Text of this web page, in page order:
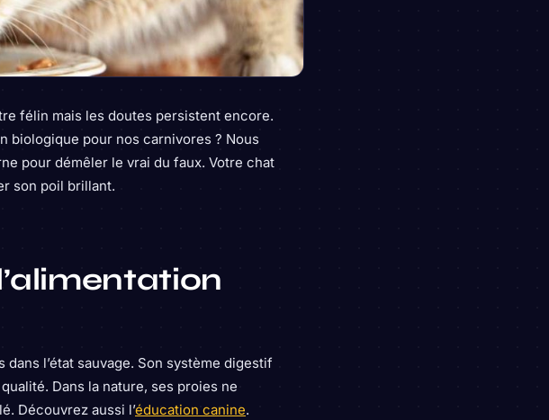
félin mais les doutes persistent encore.
biologique pour nos carnivores ? Nous
pour démêler le vrai du faux. Votre chat
son poil brillant.
l’état sauvage. Son système digestif
Dans la nature, ses proies ne
Découvrez aussi l’éducation canine.